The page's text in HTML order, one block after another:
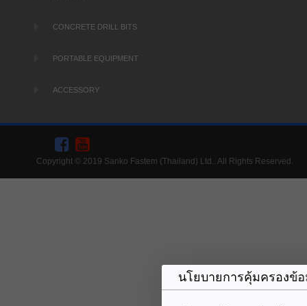
CONCRETE DRILL BITS
PORTABLE EQUIPMENT
ACCESSORY
Copyright © 2019 Sanko Fastem (Thailand) Ltd.. All Rights Reserved.
นโยบายการคุ้มครองข้